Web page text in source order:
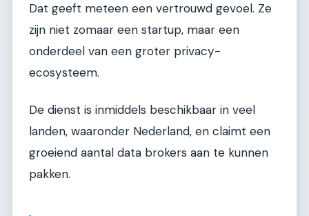
Dat geeft meteen een vertrouwd gevoel. Ze
zijn niet zomaar een startup, maar een
onderdeel van een groter privacy-
ecosysteem.
De dienst is inmiddels beschikbaar in veel
landen, waaronder Nederland, en claimt een
groeiend aantal data brokers aan te kunnen
pakken.